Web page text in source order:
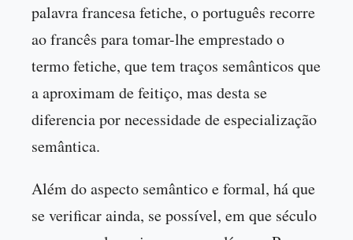
palavra francesa fetiche, o português recorre
ao francês para tomar-lhe emprestado o
termo fetiche, que tem traços semânticos que
a aproximam de feitiço, mas desta se
diferencia por necessidade de especialização
semântica.
Além do aspecto semântico e formal, há que
se verificar ainda, se possível, em que século